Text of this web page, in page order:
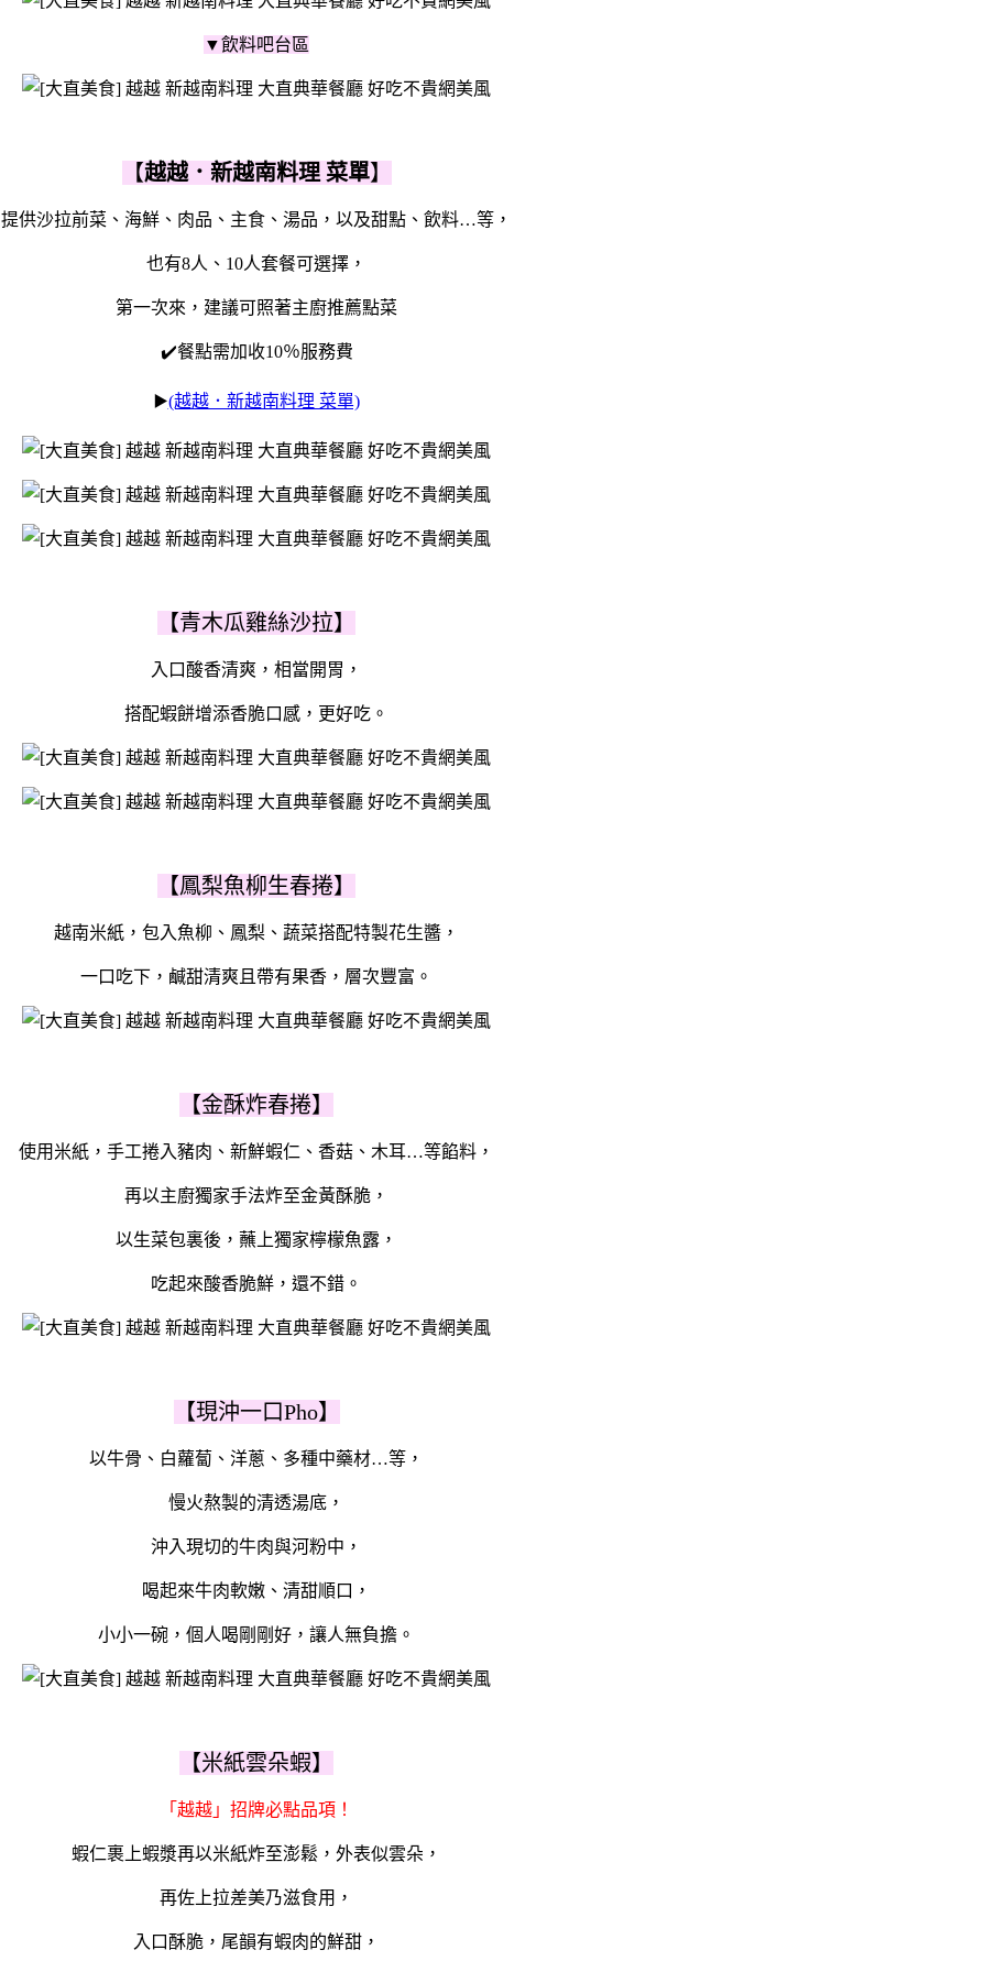
▼飲料吧台區
【越越．新越南料理 菜單】
提供沙拉前菜、海鮮、肉品、主食、湯品，以及甜點、飲料…等，
也有8人、10人套餐可選擇，
第一次來，建議可照著主廚推薦點菜
✔️餐點需加收10％服務費
▶️(越越．新越南料理 菜單)
【青木瓜雞絲沙拉】
入口酸香清爽，相當開胃，
搭配蝦餅增添香脆口感，更好吃。
【鳳梨魚柳生春捲】
越南米紙，包入魚柳、鳳梨、蔬菜搭配特製花生醬，
一口吃下，鹹甜清爽且帶有果香，層次豐富。
【金酥炸春捲】
使用米紙，手工捲入豬肉、新鮮蝦仁、香菇、木耳…等餡料，
再以主廚獨家手法炸至金黃酥脆，
以生菜包裏後，蘸上獨家檸檬魚露，
吃起來酸香脆鮮，還不錯。
【現沖一口Pho】
以牛骨、白蘿蔔、洋蔥、多種中藥材…等，
慢火熬製的清透湯底，
沖入現切的牛肉與河粉中，
喝起來牛肉軟嫩、清甜順口，
小小一碗，個人喝剛剛好，讓人無負擔。
【米紙雲朵蝦】
「越越」招牌必點品項！
蝦仁裹上蝦漿再以米紙炸至澎鬆，外表似雲朵，
再佐上拉差美乃滋食用，
入口酥脆，尾韻有蝦肉的鮮甜，